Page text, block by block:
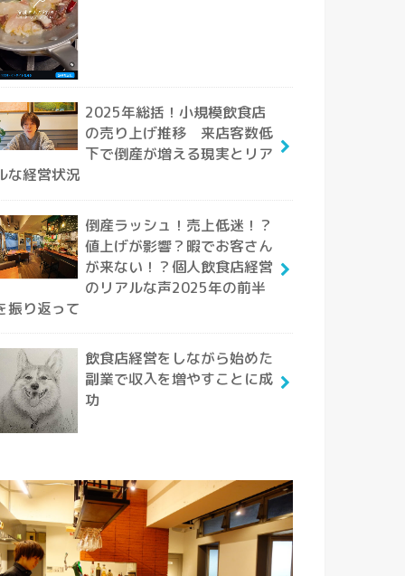
2025年総括！小規模飲食店
の売り上げ推移 来店客数低
下で倒産が増える現実とリア
な経営状況
倒産ラッシュ！売上低迷！？
値上げが影響？暇でお客さん
が来ない！？個人飲食店経営
のリアルな声2025年の前半
振り返って
飲食店経営をしながら始めた
副業で収入を増やすことに成
功